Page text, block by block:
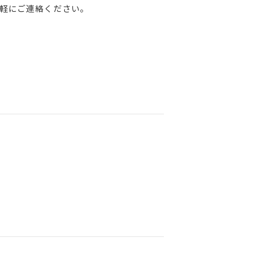
ご連絡ください。